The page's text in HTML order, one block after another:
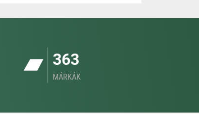
363
MÁRKÁK